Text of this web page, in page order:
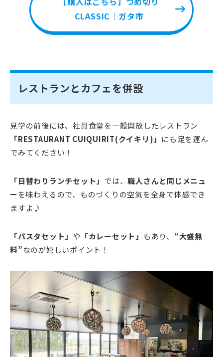
CLASSIC｜ガタ市
レストランとカフェを併設
見学の前後には、社員食堂を一般開放したレストラン
「RESTAURANT CUIQUIRIT(クイキリ)」 にも足を運ん
でみてください！
「日替わりランチセット」 では、職人さんと同じメニュ
ーを味わえるので、ものづくりの空気を全身で体感でき
ますよ♪
「パスタセット」 や 「カレーセット」 もあり、 “大盛無
料”なのが嬉しいポイント！